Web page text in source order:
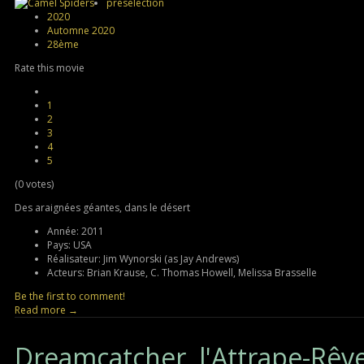
présélection
2020
Automne 2020
28ème
Rate this movie
1
2
3
4
5
(0 votes)
Des araignées géantes, dans le désert
Année: 2011
Pays: USA
Réalisateur: Jim Wynorski (as Jay Andrews)
Acteurs: Brian Krause, C. Thomas Howell, Melissa Brasselle
Be the first to comment!
Read more →
Dreamcatcher, l'Attrape-